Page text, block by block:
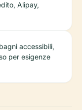
Alipay,
accessibili,
per esigenze